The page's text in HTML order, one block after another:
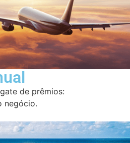
de prêmios:
negócio.